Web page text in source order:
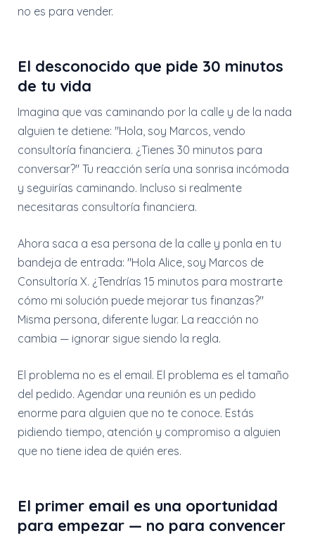
no es para vender.
El desconocido que pide 30 minutos
de tu vida
Imagina que vas caminando por la calle y de la nada
alguien te detiene: "Hola, soy Marcos, vendo
consultoría financiera. ¿Tienes 30 minutos para
conversar?" Tu reacción sería una sonrisa incómoda
y seguirías caminando. Incluso si realmente
necesitaras consultoría financiera.
Ahora saca a esa persona de la calle y ponla en tu
bandeja de entrada: "Hola Alice, soy Marcos de
Consultoría X. ¿Tendrías 15 minutos para mostrarte
cómo mi solución puede mejorar tus finanzas?"
Misma persona, diferente lugar. La reacción no
cambia — ignorar sigue siendo la regla.
El problema no es el email. El problema es el tamaño
del pedido. Agendar una reunión es un pedido
enorme para alguien que no te conoce. Estás
pidiendo tiempo, atención y compromiso a alguien
que no tiene idea de quién eres.
El primer email es una oportunidad
para empezar — no para convencer